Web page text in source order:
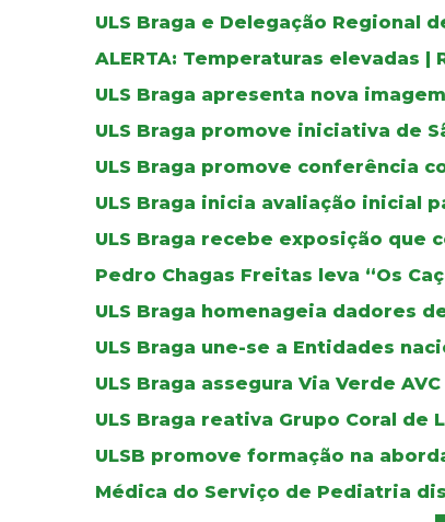
ULS Braga e Delegação Regional
ALERTA: Temperaturas elevadas
ULS Braga apresenta nova
ULS Braga promove iniciativa de
ULS Braga promove conferência
ULS Braga inicia avaliação inicial
ULS Braga recebe exposição que
Pedro Chagas Freitas leva “Os
ULS Braga homenageia dadores
ULS Braga une-se a Entidades
ULS Braga assegura Via Verde
ULS Braga reativa Grupo Coral de
ULSB promove formação na
Médica do Serviço de Pediatria